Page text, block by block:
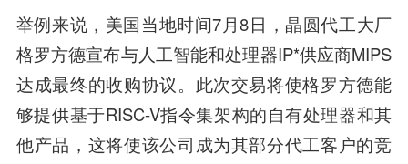
举例来说，美国当地时间7月8日，晶圆代工大厂
格罗方德宣布与人工智能和处理器IP*供应商MIPS
达成最终的收购协议。此次交易将使格罗方德能
够提供基于RISC-V指令集架构的自有处理器和其
他产品，这将使该公司成为其部分代工客户的竞